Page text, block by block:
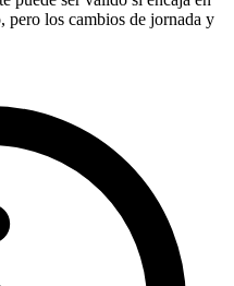
pero los cambios de jornada y